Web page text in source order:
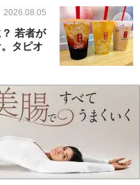
2026.08.05
若者が
タピオ